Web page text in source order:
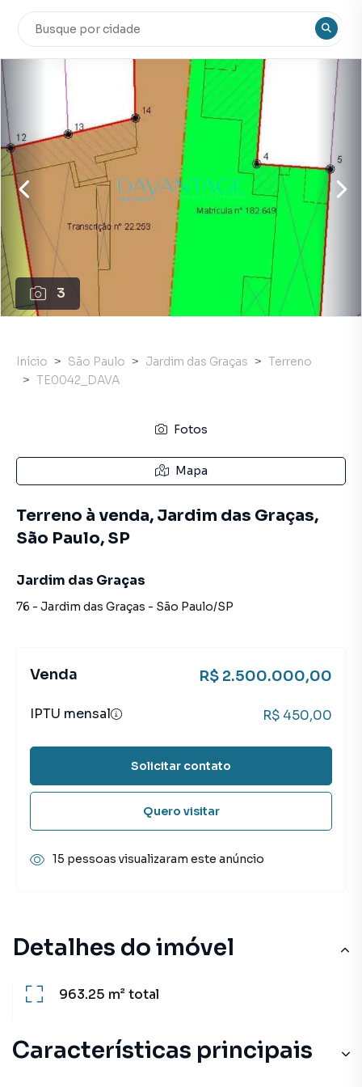
3
Detalhes do imóvel
963.25 m²total
Características principais
Início São Paulo Jardim das Graças
Terreno
TE0042_DAVA
Fotos
Mapa
Terreno à venda, Jardim das Graças,
São Paulo, SP
Jardim das Graças
76 - Jardim das Graças - São Paulo/SP
Venda R$ 2.500.000,00
IPTU mensal R$ 450,00
Solicitar contato
Quero visitar
15 pessoas visualizaram este anúncio